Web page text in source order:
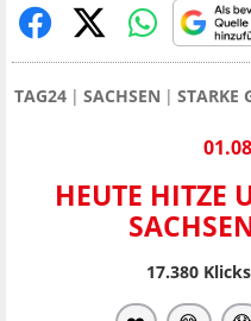
TAG24 SACHSEN STARKE
HEUTE HITZE
17.380Klicks